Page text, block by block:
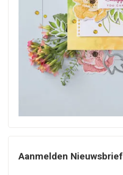
Aanmelden Nieuwsbrief